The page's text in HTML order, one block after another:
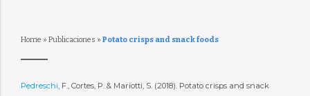
Home » Publicaciones » Potato crisps and snack foods
Pedreschi, F., Cortes, P. & Mariotti, S. (2018). Potato crisps and snack